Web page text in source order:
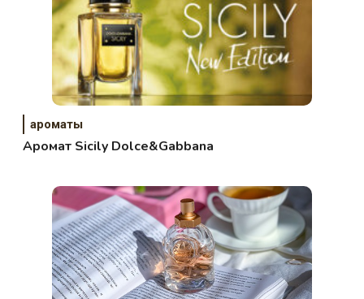
ароматы
Аромат Sicily Dolce&Gabbana